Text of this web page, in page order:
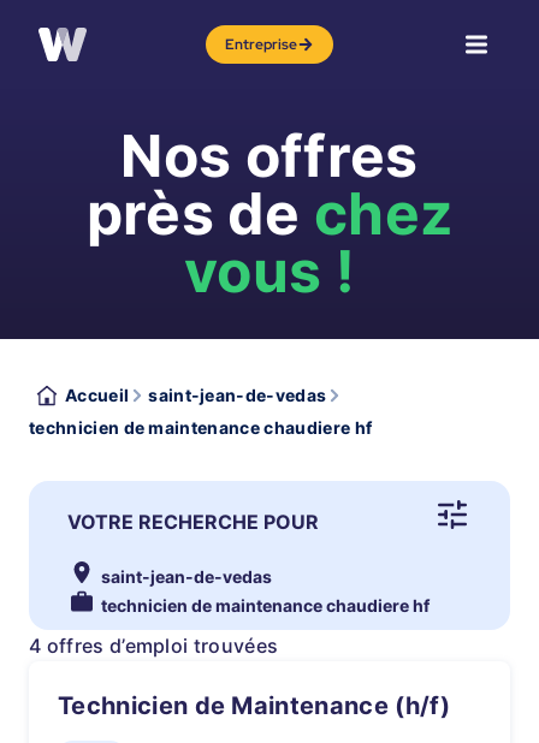
Entreprise
Nos offres
près de chez
vous !
Accueil
saint-jean-de-vedas
technicien de maintenance chaudiere hf
VOTRE RECHERCHE POUR
saint-jean-de-vedas
technicien de maintenance chaudiere hf
4 offres d’emploi trouvées
Technicien de Maintenance (h/f)